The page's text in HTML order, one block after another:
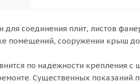
для соединения плит, листов
помещений, сооружении крыш
по надежности крепления
Существенных показаний